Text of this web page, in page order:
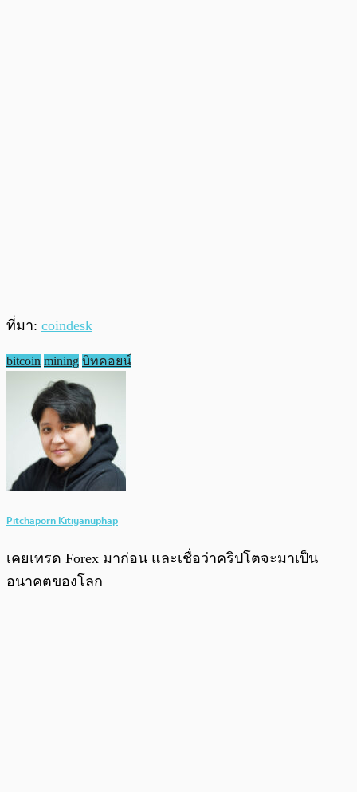
ที่มา: coindesk
bitcoin mining บิทคอยน์
Pitchaporn Kitiyanuphap
เคยเทรด Forex มาก่อน และเชื่อว่าคริปโตจะมาเป็น
อนาคตของโลก